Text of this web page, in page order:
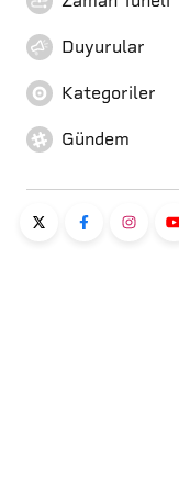
Duyurular
Kategoriler
Gündem